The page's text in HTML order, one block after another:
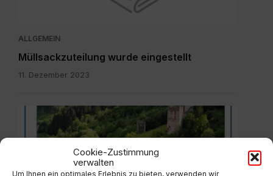
Cookie-Zustimmung
verwalten
Um Ihnen ein optimales Erlebnis zu bieten, verwenden wir
ALLGEMEIN
Müllsackzuteilung wurde eingestellt
11. Dezember 2023
Gästepost
18.08..pdf